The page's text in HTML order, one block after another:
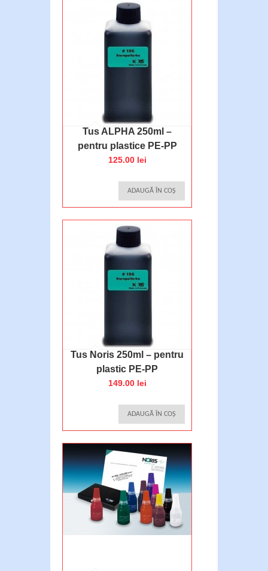
Tus ALPHA 250ml –
pentru plastice PE-PP
125.00 lei
ADAUGĂ ÎN COȘ
Tus Noris 250ml – pentru
plastic PE-PP
149.00 lei
ADAUGĂ ÎN COȘ